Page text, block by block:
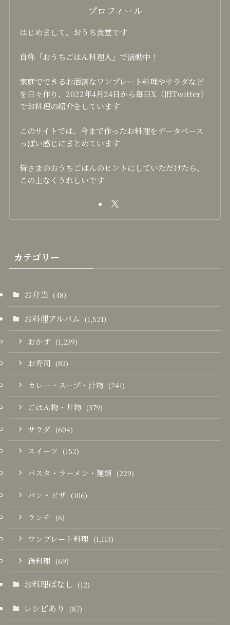
プロフィール
はじめまして、おうち食堂です
自称「おうちごはん料理人」で活動中！
家庭でできるお洒落なワンプレート料理やサラダなど
を日々作り、2022年4月24日から毎日X（旧Twitter）
でお料理の紹介をしています
このサイトでは、今まで作ったお料理をデータベース
っぽい感じにまとめています
皆さまのおうちごはんのヒントにしていただけたら、
この上なくうれしいです
カテゴリー
お弁当 (48)
お料理アルバム (1,521)
おかず (1,239)
お寿司 (83)
カレー・スープ・汁物 (241)
ごはん物・丼物 (379)
サラダ (604)
スイーツ (152)
パスタ・ラーメン・麺類 (229)
パン・ピザ (106)
ランチ (6)
ワンプレート料理 (1,113)
鍋料理 (69)
お料理ばなし (12)
レシピあり (87)